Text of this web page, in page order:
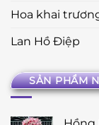
Hoa khai
Lan Hồ Điệp
SẢN PHẨM